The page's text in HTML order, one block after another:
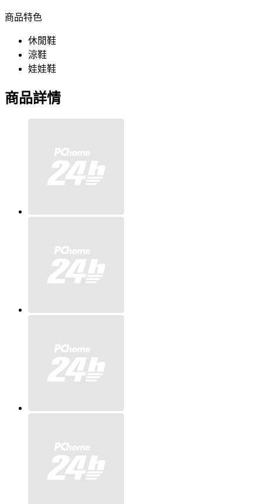
商品特色
休閒鞋
涼鞋
娃娃鞋
商品詳情